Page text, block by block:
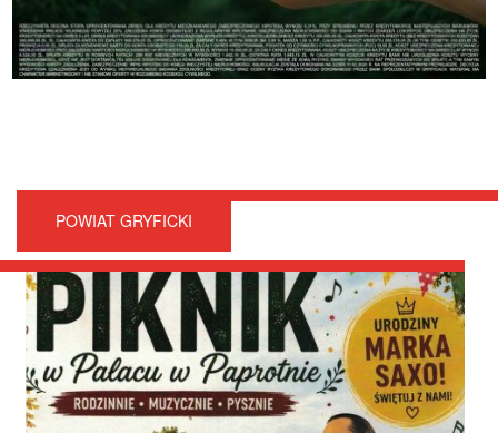
POWIAT GRYFICKI